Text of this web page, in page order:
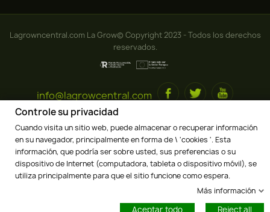
Lagrowncentral.com La Grow© Copyright 2023 - Todos los derechos
reservados.
info@lagrowcentral.com
Controle su privacidad
Cuando visita un sitio web, puede almacenar o recuperar información
en su navegador, principalmente en forma de \ 'cookies '. Esta
información, que podría ser sobre usted, sus preferencias o su
dispositivo de Internet (computadora, tableta o dispositivo móvil), se
utiliza principalmente para que el sitio funcione como espera.
Más información
Aceptar todo Reject all